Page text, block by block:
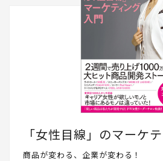
「女性目線」のマーケ
商品が変わる、企業が変わる！